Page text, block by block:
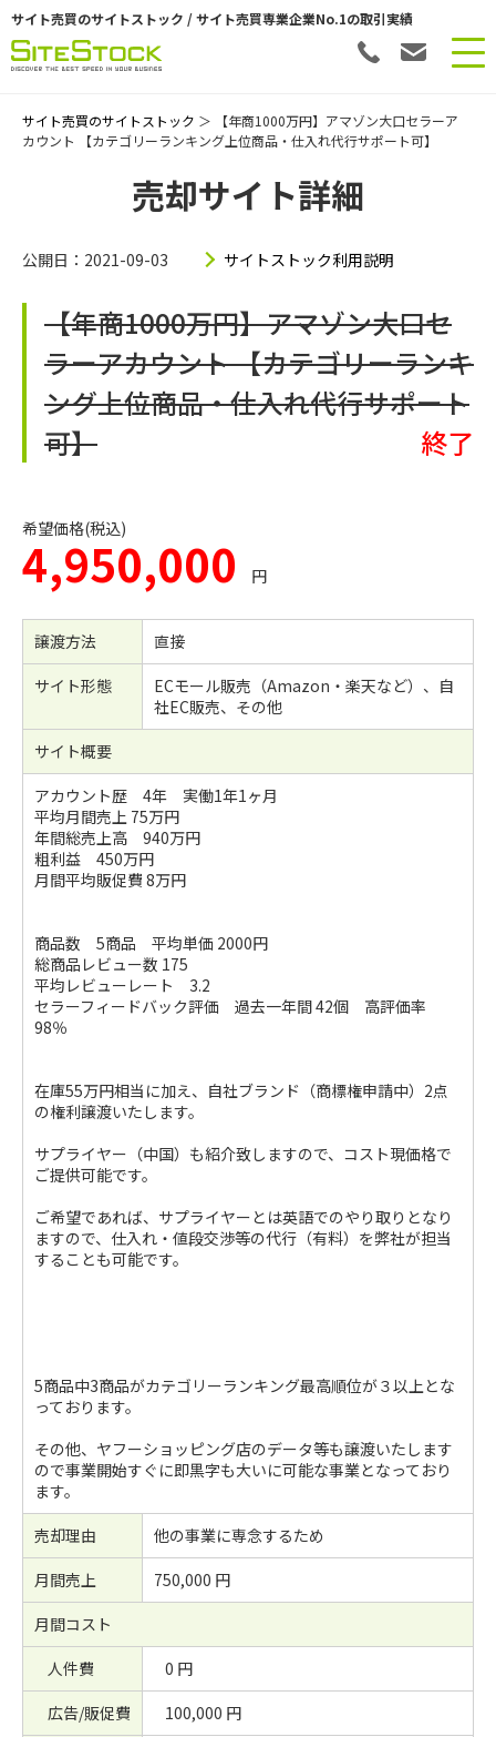
サイト売買のサイトストック / サイト売買専業企業No.1の取引実績
サイト売買のサイトストック ＞ 【年商1000万円】アマゾン大口セラーア
カウント 【カテゴリーランキング上位商品・仕入れ代行サポート可】
売却サイト詳細
公開日：2021-09-03 サイトストック利用説明
【年商1000万円】アマゾン大口セ
ラーアカウント 【カテゴリーランキ
ング上位商品・仕入れ代行サポート
可】
終了
希望価格(税込)
4,950,000 円
譲渡方法
直接
サイト形態
ECモール販売（Amazon・楽天など）、自
社EC販売、その他
サイト概要
アカウント歴 4年 実働1年1ヶ月
平均月間売上 75万円
年間総売上高 940万円
粗利益 450万円
月間平均販促費 8万円
商品数 5商品 平均単価 2000円
総商品レビュー数 175
平均レビューレート 3.2
セラーフィードバック評価 過去一年間 42個 高評価率
98％
在庫55万円相当に加え、自社ブランド（商標権申請中）2点
の権利譲渡いたします。
サプライヤー（中国）も紹介致しますので、コスト現価格で
ご提供可能です。
ご希望であれば、サプライヤーとは英語でのやり取りとなり
ますので、仕入れ・値段交渉等の代行（有料）を弊社が担当
することも可能です。
5商品中3商品がカテゴリーランキング最高順位が３以上とな
っております。
その他、ヤフーショッピング店のデータ等も譲渡いたします
ので事業開始すぐに即黒字も大いに可能な事業となっており
ます。
売却理由
他の事業に専念するため
月間売上
750,000 円
月間コスト
人件費
0 円
広告/販促費
100,000 円